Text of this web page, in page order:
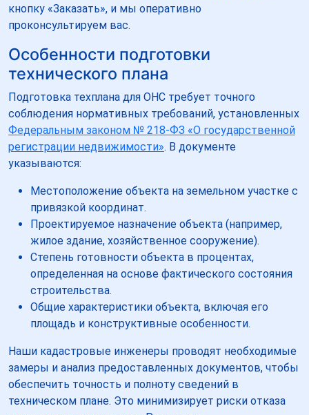
кнопку «Заказать», и мы оперативно
проконсультируем вас.
Особенности подготовки
технического плана
Подготовка техплана для ОНС требует точного
соблюдения нормативных требований, установленных
Федеральным законом № 218-ФЗ «О государственной
регистрации недвижимости». В документе
указываются:
Местоположение объекта на земельном участке с
привязкой координат.
Проектируемое назначение объекта (например,
жилое здание, хозяйственное сооружение).
Степень готовности объекта в процентах,
определенная на основе фактического состояния
строительства.
Общие характеристики объекта, включая его
площадь и конструктивные особенности.
Наши кадастровые инженеры проводят необходимые
замеры и анализ предоставленных документов, чтобы
обеспечить точность и полноту сведений в
техническом плане. Это минимизирует риски отказа